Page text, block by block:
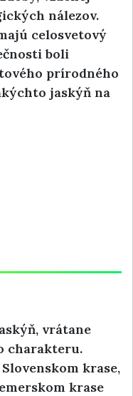
nálezov.
celosvetový
boli
prírodného
jaskýň na
vrátane
charakteru.
krase,
krase